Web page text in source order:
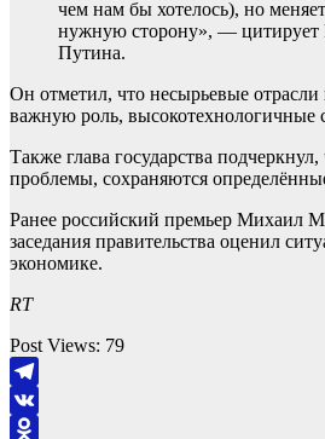
чем нам бы хотелось), но
нужную сторону», —
Путина.
Он отметил, что несырьевые отрасли
важную роль, высокотехнологичные
Также глава государства
проблемы, сохраняются
Ранее российский премьер Михаил
заседания правительства оценил
экономике.
RT
Post Views: 79
Telegram
VK